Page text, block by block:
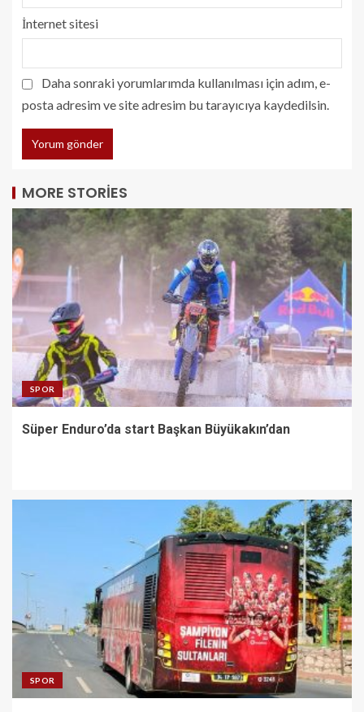
İnternet sitesi
Daha sonraki yorumlarımda kullanılması için adım, e-
posta adresim ve site adresim bu tarayıcıya kaydedilsin.
MORE STORIES
SPOR
Süper Enduro’da start Başkan Büyükakın’dan
SPOR